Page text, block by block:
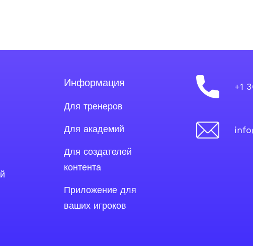
Информация
Для тренеров
Для академий
Для создателей
контента
Приложение для
ваших игроков
+1